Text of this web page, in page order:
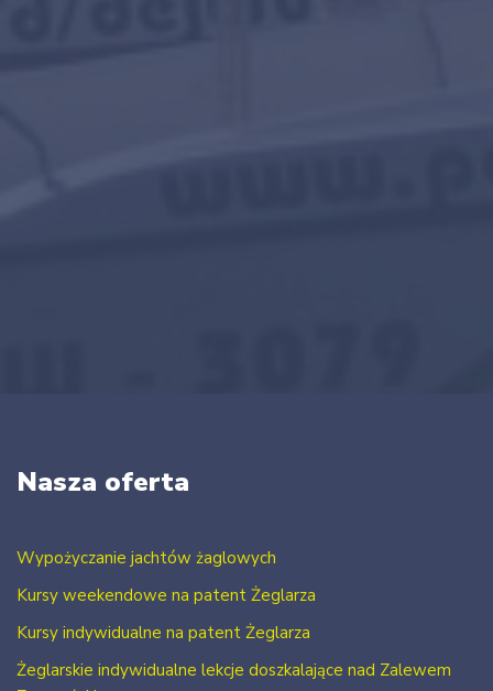
Nasza oferta
Wypożyczanie jachtów żaglowych
Kursy weekendowe na patent Żeglarza
Kursy indywidualne na patent Żeglarza
Żeglarskie indywidualne lekcje doszkalające nad Zalewem